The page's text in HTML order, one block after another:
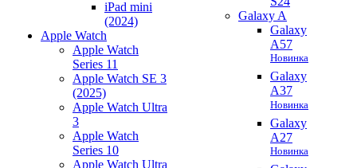
iPad mini
(2024)
Apple Watch
Apple Watch
Series 11
Apple Watch SE 3
(2025)
Apple Watch Ultra
3
Apple Watch
Series 10
Apple Watch Ultra
Galaxy A
Galaxy
A57
Новинка
Galaxy
A37
Новинка
Galaxy
A27
Новинка